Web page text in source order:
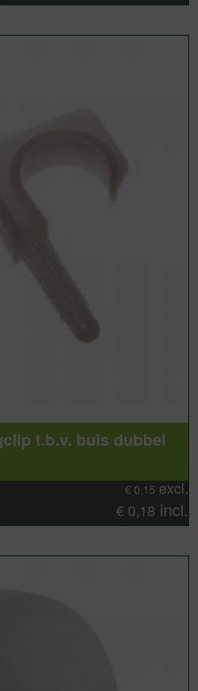
t.b.v. buis dubbel
€ 0,15 excl.
€ 0,18 incl.